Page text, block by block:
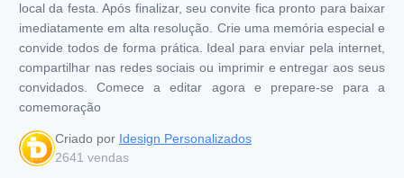
local da festa. Após finalizar, seu convite fica pronto para baixar
imediatamente em alta resolução. Crie uma memória especial e
convide todos de forma prática. Ideal para enviar pela internet,
compartilhar nas redes sociais ou imprimir e entregar aos seus
convidados. Comece a editar agora e prepare-se para a
comemoração
Criado por Idesign Personalizados
2641 vendas